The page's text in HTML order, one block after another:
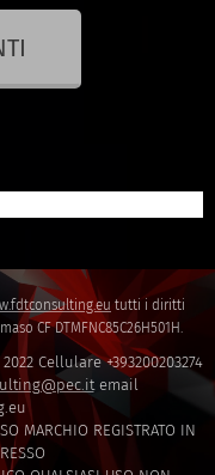
tutti i diritti
CF DTMFNC85C26H501H.
2022 Cellulare +393200203274
email
MARCHIO REGISTRATO IN